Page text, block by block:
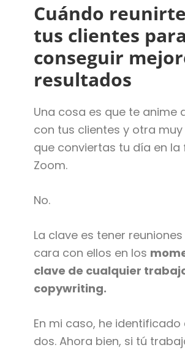
Cuándo
tus clientes para
conseguir
resultados
Una cosa es que te anime
con tus clientes y otra
que conviertas tu día en la
Zoom.
No.
La clave es tener
cara con ellos en los
clave de cualquier
copywriting.
En mi caso, he identificado
dos. Ahora bien, si tú